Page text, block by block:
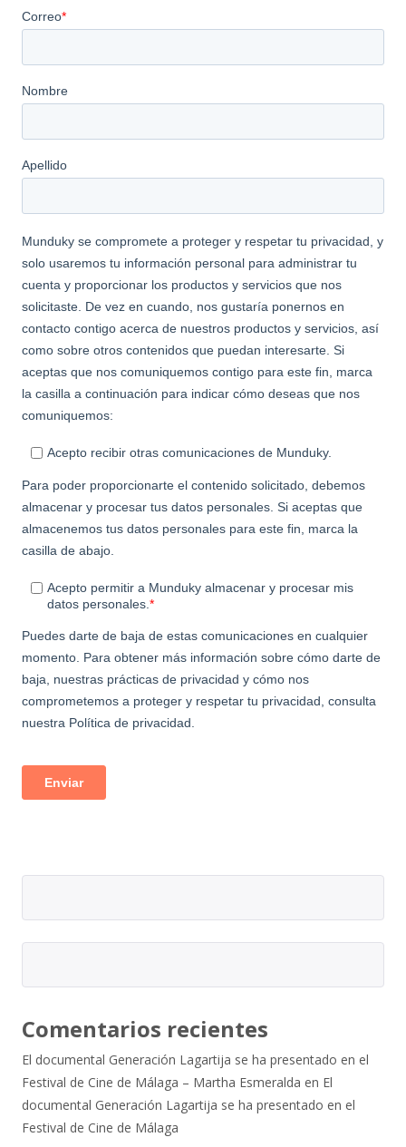
Comentarios recientes
El documental Generación Lagartija se ha presentado en el
Festival de Cine de Málaga – Martha Esmeralda en El
documental Generación Lagartija se ha presentado en el
Festival de Cine de Málaga